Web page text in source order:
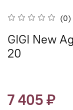
(0)
GIGI New
20
7 405 ₽